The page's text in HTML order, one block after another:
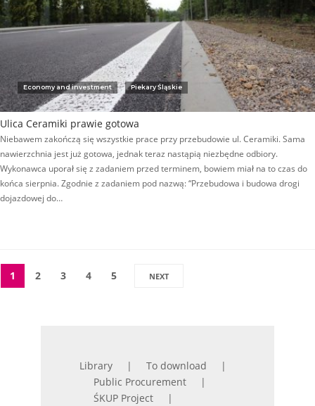
Economy and investment Piekary Śląskie
Ulica Ceramiki prawie gotowa
Niebawem zakończą się wszystkie prace przy przebudowie ul. Ceramiki. Sama
nawierzchnia jest już gotowa, jednak teraz nastąpią niezbędne odbiory.
Wykonawca uporał się z zadaniem przed terminem, bowiem miał na to czas do
końca sierpnia. Zgodnie z zadaniem pod nazwą: “Przebudowa i budowa drogi
dojazdowej do…
1 2 3 4 5 NEXT
Library
To download
Public Procurement
ŚKUP Project